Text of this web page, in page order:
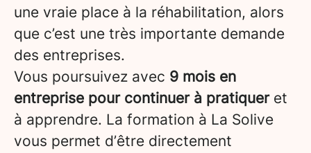
une vraie place à la réhabilitation, alors
que c’est une très importante demande
des entreprises.
Vous poursuivez avec 9 mois en
entreprise pour continuer à pratiqueret
à apprendre. La formation à La Solive
vous permet d’être directement